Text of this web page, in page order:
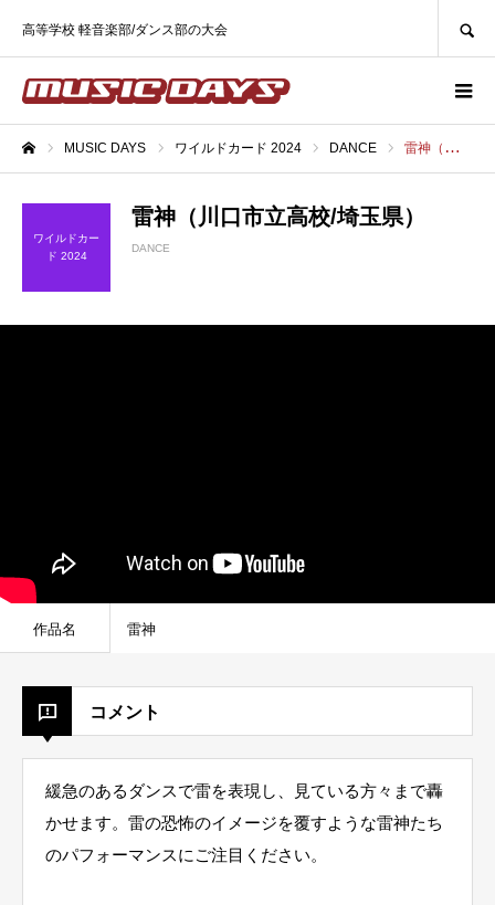
高等学校 軽音楽部/ダンス部の大会
MUSIC DAYS ワイルドカード 2024 DANCE 雷神（川口市立高校/埼玉県）
ワイルドカー
ド 2024
雷神（川口市立高校/埼玉県）
DANCE
作品名 雷神
コメント
緩急のあるダンスで雷を表現し、見ている方々まで轟
かせます。雷の恐怖のイメージを覆すような雷神たち
のパフォーマンスにご注目ください。